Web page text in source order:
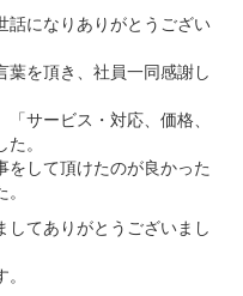
話になりありがとうござい
を頂き、社員一同感謝し
サービス・対応、価格、
。
をして頂けたのが良かった
してありがとうございまし